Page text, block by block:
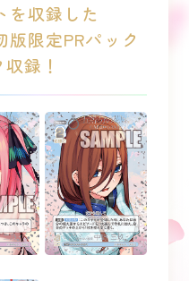
を収録した
限定PRパック
録！